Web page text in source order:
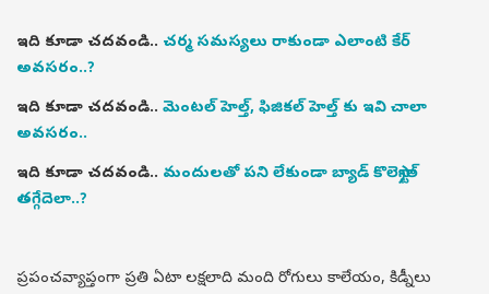
ఇది కూడా చదవండి.. చర్మ సమస్యలు రాకుండా ఎలాంటి కేర్
అవసరం..?
ఇది కూడా చదవండి.. మెంటల్ హెల్త్, ఫిజికల్ హెల్త్ కు ఇవి చాలా
అవసరం..
ఇది కూడా చదవండి.. మందులతో పని లేకుండా బ్యాడ్ కొలెస్ట్రాల్
తగ్గేదెలా..?
ప్రపంచవ్యాప్తంగా ప్రతి ఏటా లక్షలాది మంది రోగులు కాలేయం, కిడ్నీలు